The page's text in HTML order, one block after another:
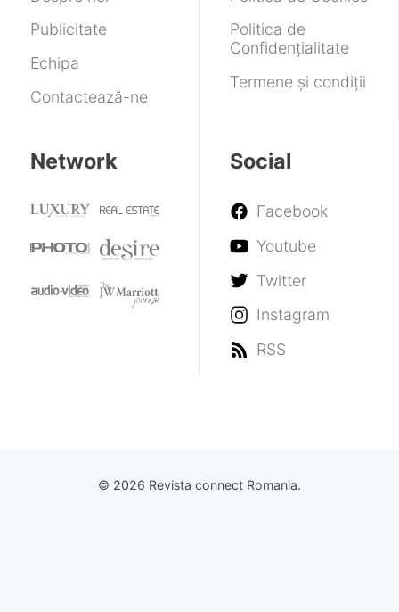
Publicitate
Echipa
Contactează-ne
Politica de
Confidențialitate
Termene și condiții
Network Social
Facebook
Youtube
Twitter
Instagram
RSS
© 2026 Revista connect Romania.